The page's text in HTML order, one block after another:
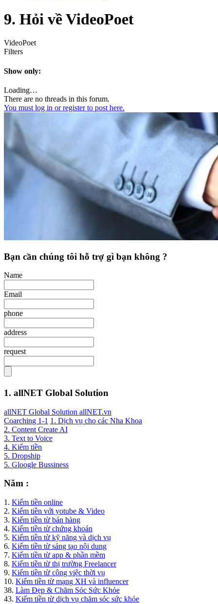
9. Hỏi về VideoPoet
VideoPoet
Filters
Show only:
Loading…
There are no threads in this forum.
You must log in or register to post here.
Bạn cần chúng tôi hỗ trợ gì bạn không ?
Name
Email
phone
address
request
1. allNET Global Solution
allNET Global Solution allNET.vn
Coarching 1-1 1. Dịch vụ cho các Nha Khoa
2. Content Create AI
3. Text to Voice
4. Kiếm tiền
5. Dropship
5. Gloogle Bussiness
Năm :
1. Kiếm tiền online
2. Kiếm tiền với yotube & Video
3. Kiếm tiền từ bán hàng
4. Kiếm tiền từ chứng khoán
5. Kiếm tiền từ kỹ năng và dịch vụ
6. Kiếm tiền từ sáng tạo nội dung
7. Kiếm tiền từ app & phần mềm
8. Kiếm tiền từ thị trường Freelancer
9. Kiếm tiền từ công việc thời vụ
10. Kiếm tiền từ mạng XH và influencer
38. Làm Đẹp & Chăm Sóc Sức Khỏe
43. Kiếm tiền từ dịch vụ chăm sóc sức khỏe